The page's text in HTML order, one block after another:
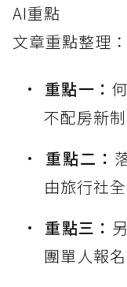
AI重點
文章重點整理：
重點一：
不配房新制
重點二：
由旅行社
重點三：
團單人報名